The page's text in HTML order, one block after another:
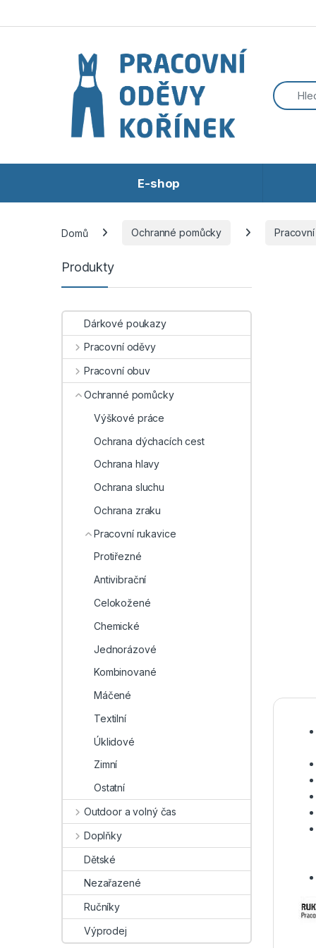
E-shop
Domů Ochranné pomůcky
Produkty
Dárkové poukazy
Pracovní oděvy
Pracovní obuv
Ochranné pomůcky
Výškové práce
Ochrana dýchacích cest
Ochrana hlavy
Ochrana sluchu
Ochrana zraku
Pracovní rukavice
Protiřezné
Antivibrační
Celokožené
Chemické
Jednorázové
Kombinované
Máčené
Textilní
Úklidové
Zimní
Ostatní
Outdoor a volný čas
Doplňky
Dětské
Nezařazené
Ručníky
Výprodej